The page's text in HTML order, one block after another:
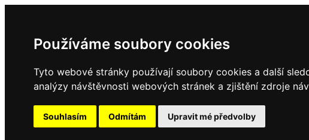
Používáme soubory cookies
Tyto webové stránky používají soubory cookies a další
analýzy návštěvnosti webových stránek a zjištění zdroje
Souhlasím Odmítám Upravit mé předvolby